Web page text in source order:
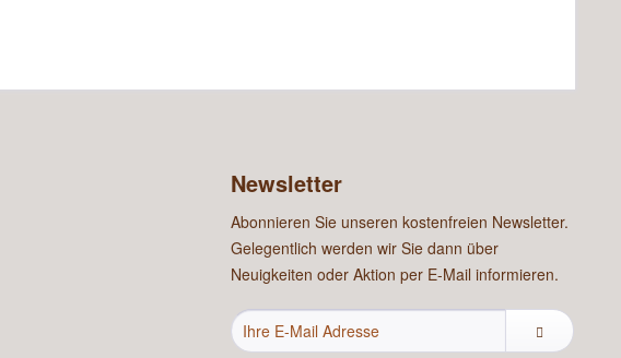
Newsletter
Abonnieren Sie unseren kostenfreien Newsletter.
Gelegentlich werden wir Sie dann über
Neuigkeiten oder Aktion per E-Mail informieren.